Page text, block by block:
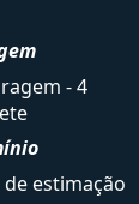
- 4
estimação